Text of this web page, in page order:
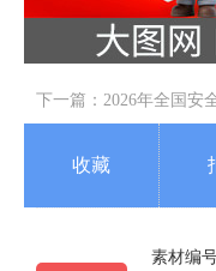
下一篇： 2026年全国安
收藏
素材编